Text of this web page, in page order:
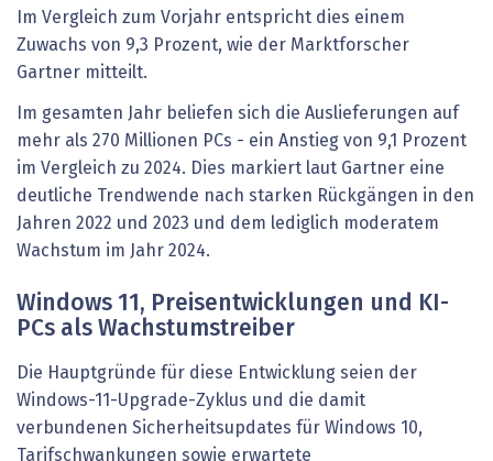
Im Vergleich zum Vorjahr entspricht dies einem
Zuwachs von 9,3 Prozent, wie der Marktforscher
Gartner mitteilt.
Im gesamten Jahr beliefen sich die Auslieferungen auf
mehr als 270 Millionen PCs - ein Anstieg von 9,1 Prozent
im Vergleich zu 2024. Dies markiert laut Gartner eine
deutliche Trendwende nach starken Rückgängen in den
Jahren 2022 und 2023 und dem lediglich moderatem
Wachstum im Jahr 2024.
Windows 11, Preisentwicklungen und KI-
PCs als Wachstumstreiber
Die Hauptgründe für diese Entwicklung seien der
Windows-11-Upgrade-Zyklus und die damit
verbundenen Sicherheitsupdates für Windows 10,
Tarifschwankungen sowie erwartete